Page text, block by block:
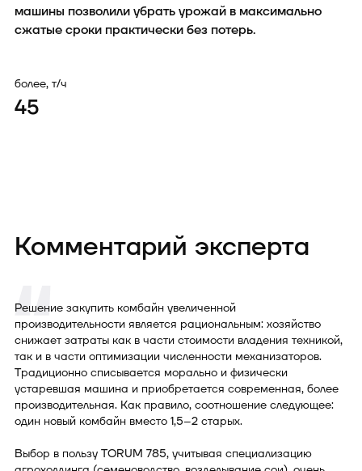
более, т/ч
45
машины позволили убрать урожай в максимально
сжатые сроки практически без потерь.
Комментарий эксперта
Решение закупить комбайн увеличенной
производительности является рациональным: хозяйство
снижает затраты как в части стоимости владения техникой,
так и в части оптимизации численности механизаторов.
Традиционно списывается морально и физически
устаревшая машина и приобретается современная, более
производительная. Как правило, соотношение следующее:
один новый комбайн вместо 1,5–2 старых.
Выбор в пользу TORUM 785, учитывая специализацию